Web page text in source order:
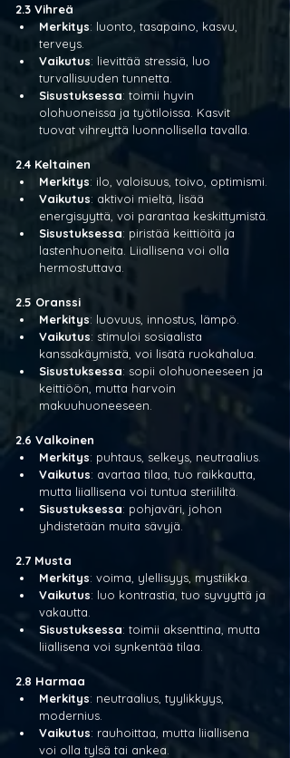
2.3 Vihreä
Merkitys: luonto, tasapaino, kasvu,
terveys.
Vaikutus: lievittää stressiä, luo
turvallisuuden tunnetta.
Sisustuksessa: toimii hyvin
olohuoneissa ja työtiloissa. Kasvit
tuovat vihreyttä luonnollisella tavalla.
2.4 Keltainen
Merkitys: ilo, valoisuus, toivo, optimismi.
Vaikutus: aktivoi mieltä, lisää
energisyyttä, voi parantaa keskittymistä.
Sisustuksessa: piristää keittiöitä ja
lastenhuoneita. Liiallisena voi olla
hermostuttava.
2.5 Oranssi
Merkitys: luovuus, innostus, lämpö.
Vaikutus: stimuloi sosiaalista
kanssakäymistä, voi lisätä ruokahalua.
Sisustuksessa: sopii olohuoneeseen ja
keittiöön, mutta harvoin
makuuhuoneeseen.
2.6 Valkoinen
Merkitys: puhtaus, selkeys, neutraalius.
Vaikutus: avartaa tilaa, tuo raikkautta,
mutta liiallisena voi tuntua steriililtä.
Sisustuksessa: pohjaväri, johon
yhdistetään muita sävyjä.
2.7 Musta
Merkitys: voima, ylellisyys, mystiikka.
Vaikutus: luo kontrastia, tuo syvyyttä ja
vakautta.
Sisustuksessa: toimii aksenttina, mutta
liiallisena voi synkentää tilaa.
2.8 Harmaa
Merkitys: neutraalius, tyylikkyys,
modernius.
Vaikutus: rauhoittaa, mutta liiallisena
voi olla tylsä tai ankea.